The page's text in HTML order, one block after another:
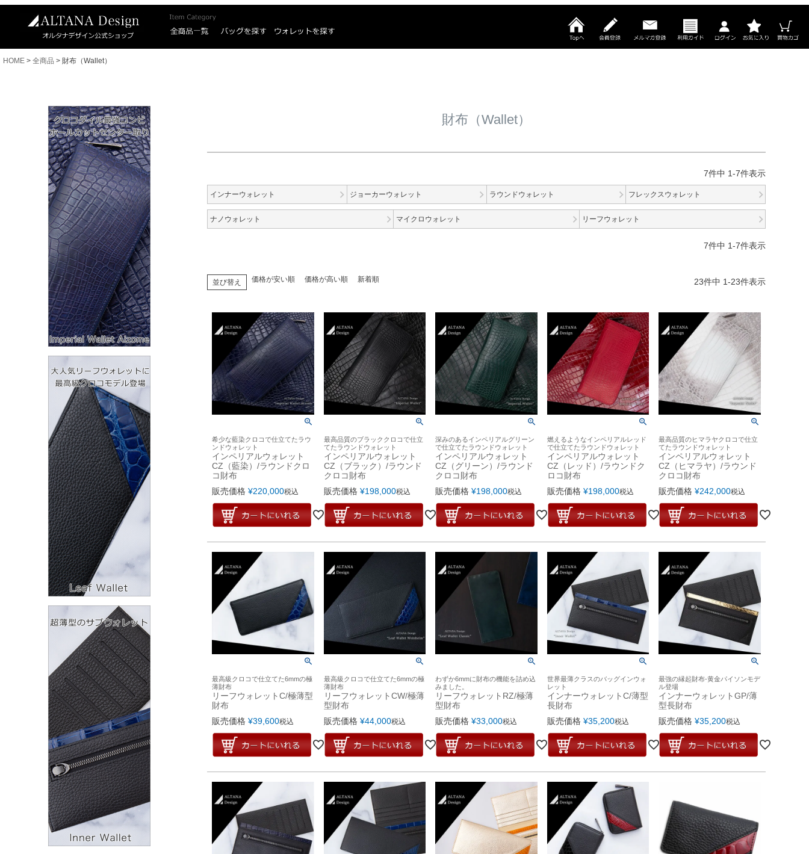
HOME 全商品 財布（Wallet）
財布（Wallet）
7件中 1-7件表示
インナーウォレット ジョーカーウォレット ラウンドウォレット フレックスウォレット
ナノウォレット マイクロウォレット リーフウォレット
7件中 1-7件表示
並び替え 価格が安い順 価格が高い順 新着順 23件中 1-23件表示
希少な藍染クロコで仕立てたラウ
ンドウォレット
インペリアルウォレット
CZ（藍染）/ラウンドクロ
コ財布
販売価格 ¥220,000税込
最高品質のブラッククロコで仕立
てたラウンドウォレット
インペリアルウォレット
CZ（ブラック）/ラウンド
クロコ財布
販売価格 ¥198,000税込
深みのあるインペリアルグリーン
で仕立てたラウンドウォレット
インペリアルウォレット
CZ（グリーン）/ラウンド
クロコ財布
販売価格 ¥198,000税込
燃えるようなインペリアルレッド
で仕立てたラウンドウォレット
インペリアルウォレット
CZ（レッド）/ラウンドク
ロコ財布
販売価格 ¥198,000税込
最高品質のヒマラヤクロコで仕立
てたラウンドウォレット
インペリアルウォレット
CZ（ヒマラヤ）/ラウンド
クロコ財布
販売価格 ¥242,000税込
最高級クロコで仕立てた6mmの極
薄財布
リーフウォレットC/極薄型
財布
販売価格 ¥39,600税込
最高級クロコで仕立てた6mmの極
薄財布
リーフウォレットCW/極薄
型財布
販売価格 ¥44,000税込
わずか6mmに財布の機能を詰め込
みました。
リーフウォレットRZ/極薄
型財布
販売価格 ¥33,000税込
世界最薄クラスのバッグインウォ
レット
インナーウォレットC/薄型
長財布
販売価格 ¥35,200税込
最強の縁起財布-黄金パイソンモデ
ル登場
インナーウォレットGP/薄
型長財布
販売価格 ¥35,200税込